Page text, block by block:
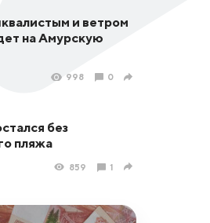
и ветром
на Амурскую
998 0
без
пляжа
859 1